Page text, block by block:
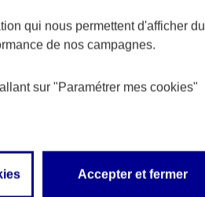
de
avec vos
qui nous permettent d'afficher du
de nos campagnes.
sur "Paramétrer mes cookies"
Accepter et fermer